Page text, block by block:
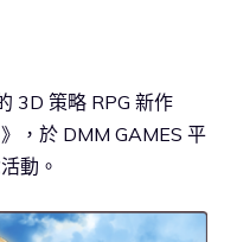
3D 策略 RPG 新作
》，於 DMM GAMES 平
動。